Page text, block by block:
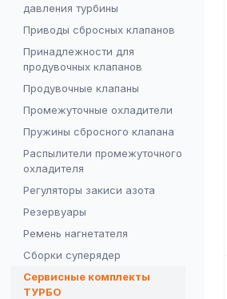
давления турбины
Приводы сбросных клапанов
Принадлежности для
продувочных клапанов
Продувочные клапаны
Промежуточные охладители
Пружины сбросного клапана
Распылители промежуточного
охладителя
Регуляторы закиси азота
Резервуары
Ремень нагнетателя
Сборки суперядер
Сервисные комплекты
ТУРБО